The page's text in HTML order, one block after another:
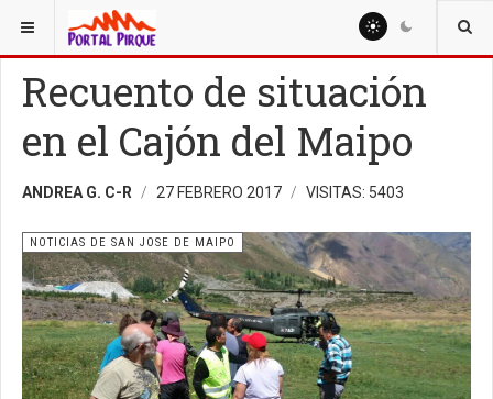
ESTÁ AQUÍ: NOTICIAS NOTICIAS DE SAN JOSE DE MAIPO
Recuento de situación
en el Cajón del Maipo
ANDREA G. C-R 27 FEBRERO 2017 VISITAS: 5403
NOTICIAS DE SAN JOSE DE MAIPO